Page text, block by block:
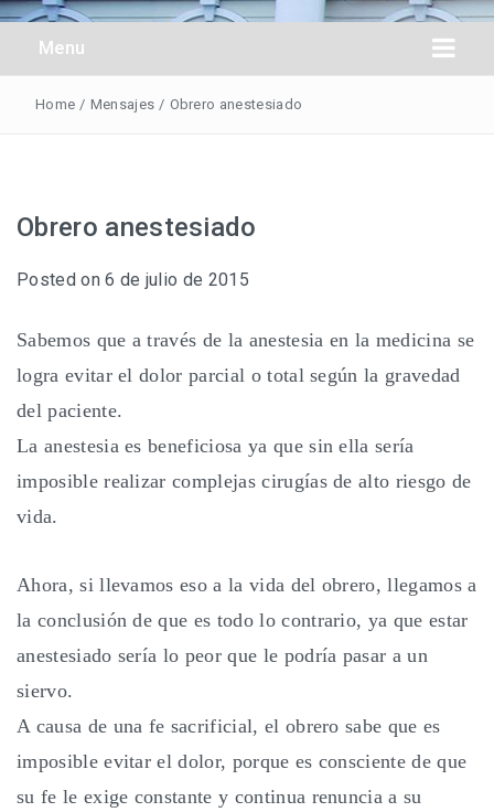
Obreros Universal
Menu
Home / Mensajes / Obrero anestesiado
Obrero anestesiado
Posted on6 de julio de 2015
Sabemos que a través de la anestesia en la medicina se
logra evitar el dolor parcial o total según la gravedad
del paciente.
La anestesia es beneficiosa ya que sin ella sería
imposible realizar complejas cirugías de alto riesgo de
vida.
Ahora, si llevamos eso a la vida del obrero, llegamos a
la conclusión de que es todo lo contrario, ya que estar
anestesiado sería lo peor que le podría pasar a un
siervo.
A causa de una fe sacrificial, el obrero sabe que es
imposible evitar el dolor, porque es consciente de que
su fe le exige constante y continua renuncia a su